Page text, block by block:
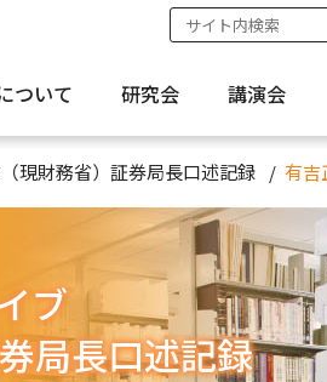
ついて 研究会 講演会
現財務省）証券局長口述記録 有吉
ブ
局長口述記録